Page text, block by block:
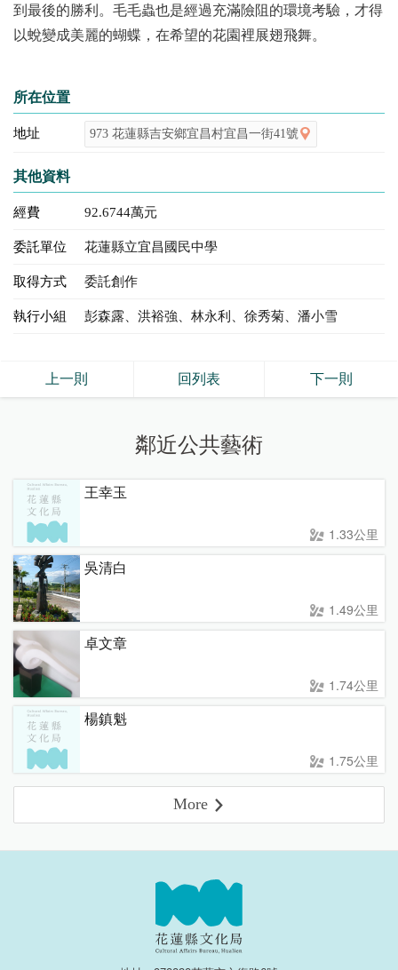
到最後的勝利。毛毛蟲也是經過充滿險阻的環境考驗，才得
以蛻變成美麗的蝴蝶，在希望的花園裡展翅飛舞。
所在位置
地址 973 花蓮縣吉安鄉宜昌村宜昌一街41號
其他資料
經費 92.6744萬元
委託單位 花蓮縣立宜昌國民中學
取得方式 委託創作
執行小組 彭森露、洪裕強、林永利、徐秀菊、潘小雪
上一則 回列表 下一則
鄰近公共藝術
王幸玉
1.33公里
吳清白
1.49公里
卓文章
1.74公里
楊鎮魁
1.75公里
More